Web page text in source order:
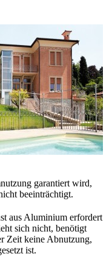
garantiert wird,
beeinträchtigt.
aus Aluminium erfordert
sich nicht, benötigt
Zeit keine Abnutzung,
ist.